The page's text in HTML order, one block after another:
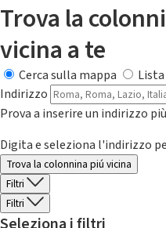
Trova la
vicina a te
Cerca sulla mappa
Indirizzo
Prova a inserire un indirizzo
Digita e seleziona l'indirizzo
Trova la colonnina piú vicina
Filtri
Filtri